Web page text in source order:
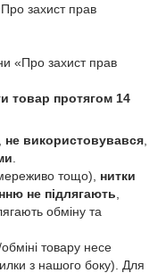
захист прав
«Про захист прав
товар протягом 14
не використовувався
тощо), нитки
не підлягають
обміну та
товару несе
з нашого боку). Для